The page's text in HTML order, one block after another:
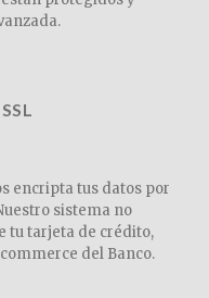
encripta tus datos por
sistema no
tu tarjeta de crédito,
del Banco.